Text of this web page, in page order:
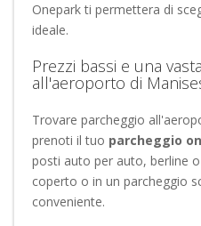
Onepark ti permettera di
ideale.
Prezzi bassi e una
all'aeroporto di
Trovare parcheggio
prenoti il tuo parcheggio
posti auto per auto, berline
coperto o in un parcheggio
conveniente.